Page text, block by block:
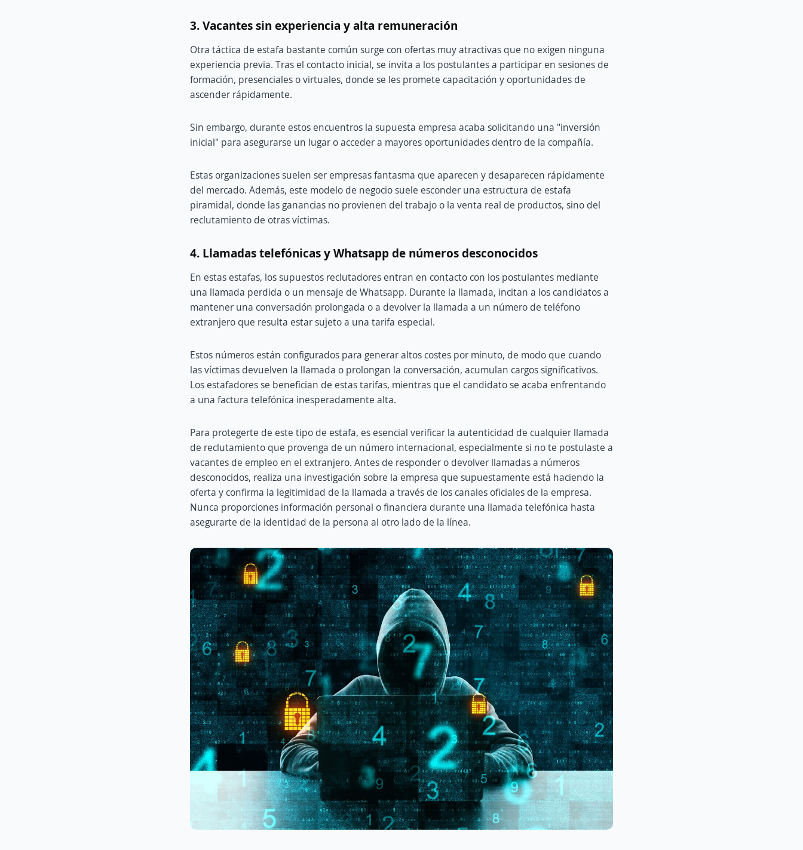
3. Vacantes sin experiencia y alta remuneración
Otra táctica de estafa bastante común surge con ofertas muy atractivas que no exigen ninguna
experiencia previa. Tras el contacto inicial, se invita a los postulantes a participar en sesiones de
formación, presenciales o virtuales, donde se les promete capacitación y oportunidades de
ascender rápidamente.
Sin embargo, durante estos encuentros la supuesta empresa acaba solicitando una "inversión
inicial" para asegurarse un lugar o acceder a mayores oportunidades dentro de la compañía.
Estas organizaciones suelen ser empresas fantasma que aparecen y desaparecen rápidamente
del mercado. Además, este modelo de negocio suele esconder una estructura de estafa
piramidal, donde las ganancias no provienen del trabajo o la venta real de productos, sino del
reclutamiento de otras víctimas.
4. Llamadas telefónicas y Whatsapp de números desconocidos
En estas estafas, los supuestos reclutadores entran en contacto con los postulantes mediante
una llamada perdida o un mensaje de Whatsapp. Durante la llamada, incitan a los candidatos a
mantener una conversación prolongada o a devolver la llamada a un número de teléfono
extranjero que resulta estar sujeto a una tarifa especial.
Estos números están configurados para generar altos costes por minuto, de modo que cuando
las víctimas devuelven la llamada o prolongan la conversación, acumulan cargos significativos.
Los estafadores se benefician de estas tarifas, mientras que el candidato se acaba enfrentando
a una factura telefónica inesperadamente alta.
Para protegerte de este tipo de estafa, es esencial verificar la autenticidad de cualquier llamada
de reclutamiento que provenga de un número internacional, especialmente si no te postulaste a
vacantes de empleo en el extranjero. Antes de responder o devolver llamadas a números
desconocidos, realiza una investigación sobre la empresa que supuestamente está haciendo la
oferta y confirma la legitimidad de la llamada a través de los canales oficiales de la empresa.
Nunca proporciones información personal o financiera durante una llamada telefónica hasta
asegurarte de la identidad de la persona al otro lado de la línea.